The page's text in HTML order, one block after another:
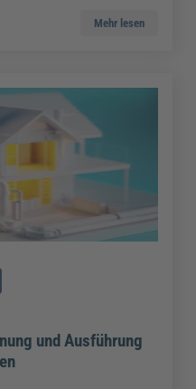
Mehr lesen
und Ausführung